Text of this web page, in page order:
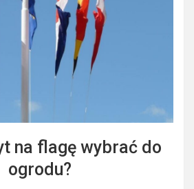
na flagę wybrać do
ogrodu?